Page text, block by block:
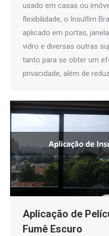
usado em casas ou
flexibilidade, o Insulfim
aplicado em portas,
vidro e diversas outras
tanto para se obter um
privacidade, além de
Aplicação de
Fumê Escuro